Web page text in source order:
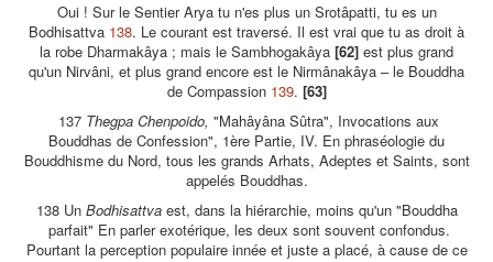
Oui ! Sur le Sentier Arya tu n'es plus un Srotâpatti, tu es un
Bodhisattva 138. Le courant est traversé. Il est vrai que tu as droit à
la robe Dharmakâya ; mais le Sambhogakâya [62] est plus grand
qu'un Nirvâni, et plus grand encore est le Nirmânakâya – le Bouddha
de Compassion 139. [63]
137 Thegpa Chenpoido, "Mahâyâna Sûtra", Invocations aux
Bouddhas de Confession", 1ère Partie, IV. En phraséologie du
Bouddhisme du Nord, tous les grands Arhats, Adeptes et Saints, sont
appelés Bouddhas.
138 Un Bodhisattva est, dans la hiérarchie, moins qu'un "Bouddha
parfait" En parler exotérique, les deux sont souvent confondus.
Pourtant la perception populaire innée et juste a placé, à cause de ce